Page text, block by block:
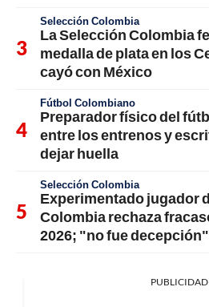
Selección Colombia
La Selección Colombia
medalla de plata en los
cayó con México
Fútbol Colombiano
Preparador físico del
entre los entrenos y
dejar huella
Selección Colombia
Experimentado jugador
Colombia rechaza
2026; "no fue decepción"
PUBLICIDAD